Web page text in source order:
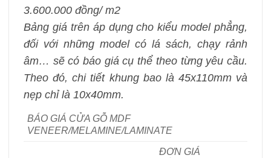
3.600.000 đồng/ m2
Bảng giá trên áp dụng cho kiểu model phẳng,
đối với những model có lá sách, chạy rảnh
âm… sẽ có báo giá cụ thể theo từng yêu cầu.
Theo đó, chi tiết khung bao là 45x110mm và
nẹp chỉ là 10x40mm.
BÁO GIÁ CỬA GỖ MDF
VENEER/MELAMINE/LAMINATE
ĐƠN GIÁ